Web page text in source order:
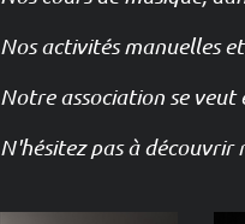
Nos activités manuelles
Notre association se
N'hésitez pas à découvrir